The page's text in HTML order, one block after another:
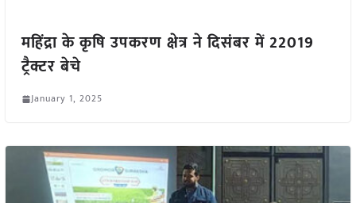
महिंद्रा के कृषि उपकरण क्षेत्र ने दिसंबर में 22019
ट्रैक्टर बेचे
January 1, 2025